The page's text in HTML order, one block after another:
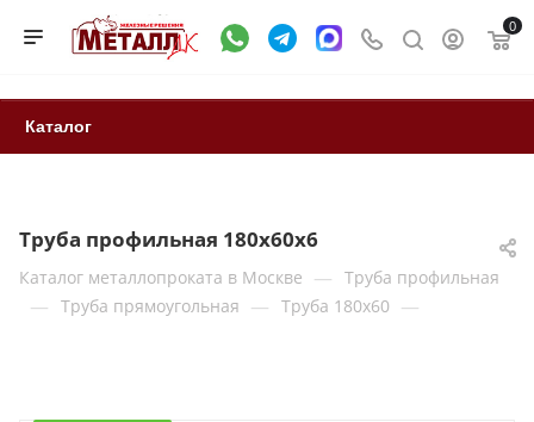
0
Каталог
Труба профильная 180x60x6
Каталог металлопроката в Москве — Труба профильная
— Труба прямоугольная — Труба 180x60 —